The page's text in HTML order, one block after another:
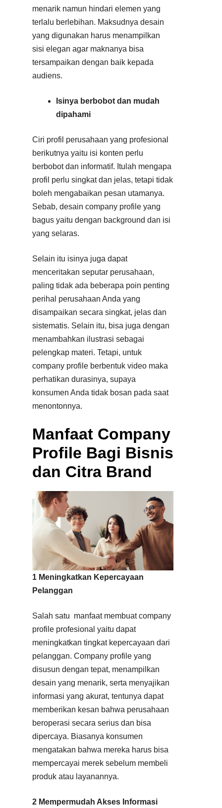
menarik namun hindari elemen yang
terlalu berlebihan. Maksudnya desain
yang digunakan harus menampilkan
sisi elegan agar maknanya bisa
tersampaikan dengan baik kepada
audiens.
Isinya berbobot dan mudah
dipahami
Ciri profil perusahaan yang profesional
berikutnya yaitu isi konten perlu
berbobot dan informatif. Itulah mengapa
profil perlu singkat dan jelas, tetapi tidak
boleh mengabaikan pesan utamanya.
Sebab, desain company profile yang
bagus yaitu dengan background dan isi
yang selaras.
Selain itu isinya juga dapat
menceritakan seputar perusahaan,
paling tidak ada beberapa poin penting
perihal perusahaan Anda yang
disampaikan secara singkat, jelas dan
sistematis. Selain itu, bisa juga dengan
menambahkan ilustrasi sebagai
pelengkap materi. Tetapi, untuk
company profile berbentuk video maka
perhatikan durasinya, supaya
konsumen Anda tidak bosan pada saat
menontonnya.
Manfaat Company
Profile Bagi Bisnis
dan Citra Brand
1 Meningkatkan Kepercayaan
Pelanggan
Salah satu manfaat membuat company
profile profesional yaitu dapat
meningkatkan tingkat kepercayaan dari
pelanggan. Company profile yang
disusun dengan tepat, menampilkan
desain yang menarik, serta menyajikan
informasi yang akurat, tentunya dapat
memberikan kesan bahwa perusahaan
beroperasi secara serius dan bisa
dipercaya. Biasanya konsumen
mengatakan bahwa mereka harus bisa
mempercayai merek sebelum membeli
produk atau layanannya.
2 Mempermudah Akses Informasi